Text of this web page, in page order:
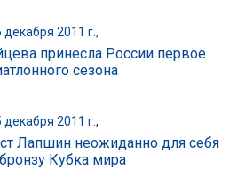
декабря 2011 г.,
принесла России первое
сезона
декабря 2011 г.,
Лапшин неожиданно для себя
Кубка мира